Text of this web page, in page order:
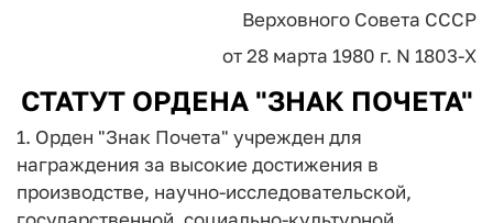
Верховного Совета СССР
от 28 марта 1980 г. N 1803-X
СТАТУТ ОРДЕНА "ЗНАК ПОЧЕТА"
1. Орден "Знак Почета" учрежден для
награждения за высокие достижения в
производстве, научно-исследовательской,